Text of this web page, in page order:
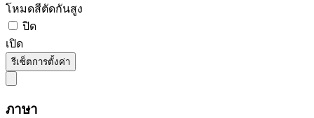
โหมดสีตัดกันสูง
ปิด
เปิด
รีเซ็ตการตั้งค่า
ภาษา